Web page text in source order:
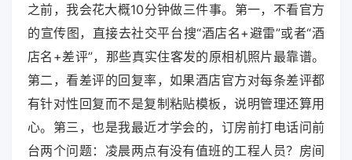
之前，我会花大概10分钟做三件事。第一，不看官方
的宣传图，直接去社交平台搜“酒店名+避雷”或者“酒
店名+差评”，那些真实住客发的原相机照片最靠谱。
第二，看差评的回复率，如果酒店官方对每条差评都
有针对性回复而不是复制粘贴模板，说明管理还算用
心。第三，也是我最近才学会的，订房前打电话问前
台两个问题：凌晨两点有没有值班的工程人员？房间